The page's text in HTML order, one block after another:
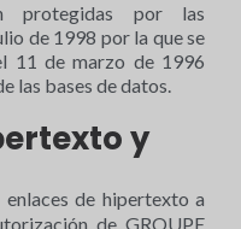
protegidas por las
de 1998 por la que se
11 de marzo de 1996
las bases de datos.
y
de hipertexto a
de GROUPE